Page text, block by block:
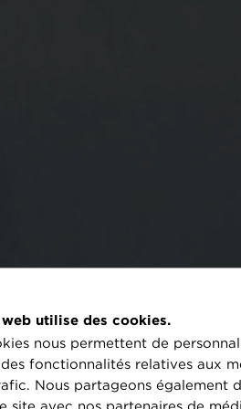
utilise des cookies.
nous permettent de
fonctionnalités relatives aux
Nous partageons également
LA